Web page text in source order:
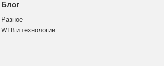
Блог
Разное
WEB и технологии